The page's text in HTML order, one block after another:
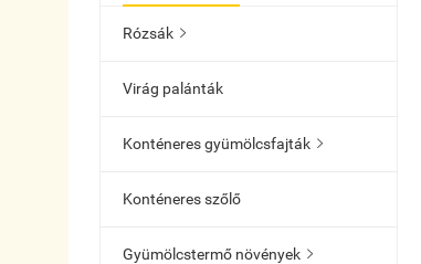
Rózsák 
Virág palánták
Konténeres gyümölcsfajták 
Konténeres szőlő
Gyümölcstermő növények 